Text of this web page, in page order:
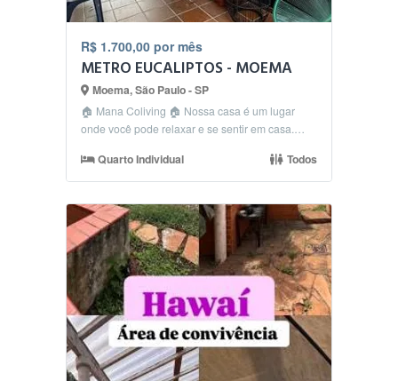
R$ 1.700,00 por mês
METRO EUCALIPTOS - MOEMA
Moema, São Paulo - SP
🏠 Mana Coliving 🏠 Nossa casa é um lugar
onde você pode relaxar e se sentir em casa.
Quarto Individual Todos